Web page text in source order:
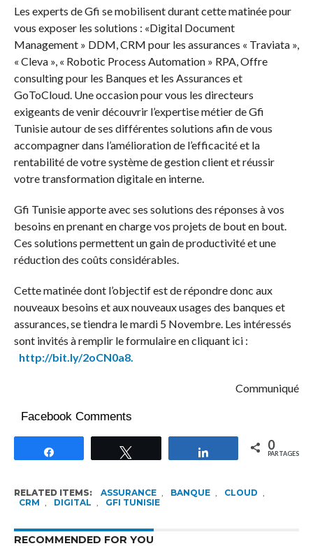
Les experts de Gfi se mobilisent durant cette matinée pour
vous exposer les solutions : «Digital Document
Management » DDM, CRM pour les assurances « Traviata »,
« Cleva », « Robotic Process Automation » RPA, Offre
consulting pour les Banques et les Assurances et
GoToCloud. Une occasion pour vous les directeurs
exigeants de venir découvrir l’expertise métier de Gfi
Tunisie autour de ses différentes solutions afin de vous
accompagner dans l’amélioration de l’efficacité et la
rentabilité de votre système de gestion client et réussir
votre transformation digitale en interne.
Gfi Tunisie apporte avec ses solutions des réponses à vos
besoins en prenant en charge vos projets de bout en bout.
Ces solutions permettent un gain de productivité et une
réduction des coûts considérables.
Cette matinée dont l’objectif est de répondre donc aux
nouveaux besoins et aux nouveaux usages des banques et
assurances, se tiendra le mardi 5 Novembre. Les intéressés
sont invités à remplir le formulaire en cliquant ici :
http://bit.ly/2oCN0a8.
Communiqué
Facebook Comments
Partagez 0
PARTAGES
RELATED ITEMS: ASSURANCE , BANQUE , CLOUD ,
CRM , DIGITAL , GFI TUNISIE
RECOMMENDED FOR YOU